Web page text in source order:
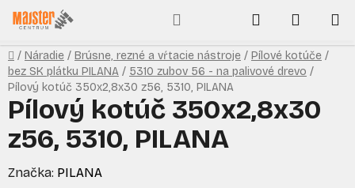
Prejsť
na
obsah
Hľadať
KOŠÍK
Domov
/ Náradie / Brúsne, rezné a vŕtacie nástroje / Pílové kotúče /
bez SK plátku PILANA / 5310 zubov 56 - na palivové drevo /
Pílový kotúč 350x2,8x30 z56, 5310, PILANA
Pílový kotúč 350x2,8x30
z56, 5310, PILANA
Značka: PILANA